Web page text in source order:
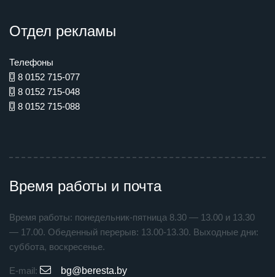
Отдел рекламы
Телефоны
8 0152 715-077
8 0152 715-048
8 0152 715-088
Время работы и почта
Время работы: понедельник-пятница 8.30 — 13.00 и 13.30
— 17.00. Обеденный перерыв: 13.00-13.30. Выходные дни:
суббота, воскресенье.
E-mail: bg@beresta.by